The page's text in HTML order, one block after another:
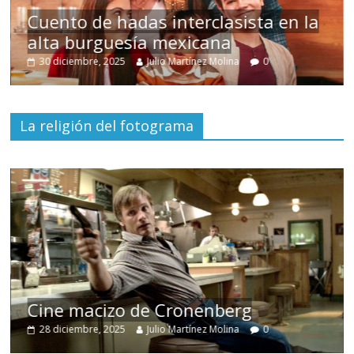
Cuento de hadas interclasista en la
alta burguesía mexicana
30 diciembre, 2025 Julio Martínez Molina 0
La religión del fotograma
Cine macizo de Cronenberg
28 diciembre, 2025 Julio Martínez Molina 0